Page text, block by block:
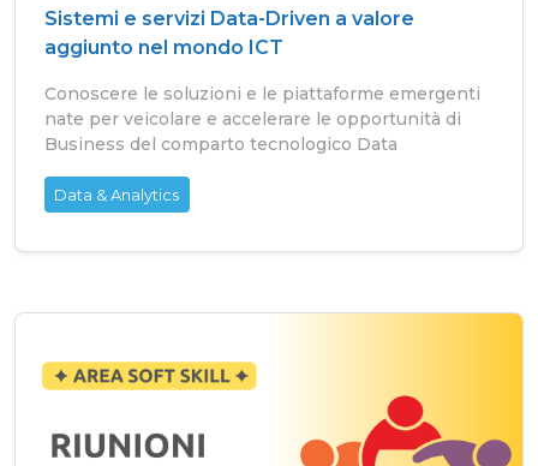
Sistemi e servizi Data-Driven a valore
aggiunto nel mondo ICT
Conoscere le soluzioni e le piattaforme emergenti
nate per veicolare e accelerare le opportunità di
Business del comparto tecnologico Data
Data & Analytics